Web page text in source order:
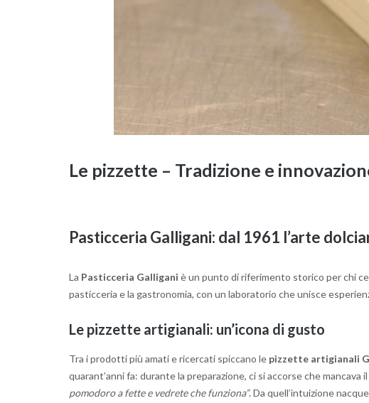
Le pizzette – Tradizione e
Pasticceria Galligani: dal 1961 l’arte
La Pasticceria Galligani è un punto di riferimento storico per chi
pasticceria e la gastronomia, con un laboratorio che unisce
Le pizzette artigianali: un’icona di gusto
Tra i prodotti più amati e ricercati spiccano le pizzette artigianali
quarant’anni fa: durante la preparazione, ci si accorse che
pomodoro a fette e vedrete che funziona”. Da quell’intuizione